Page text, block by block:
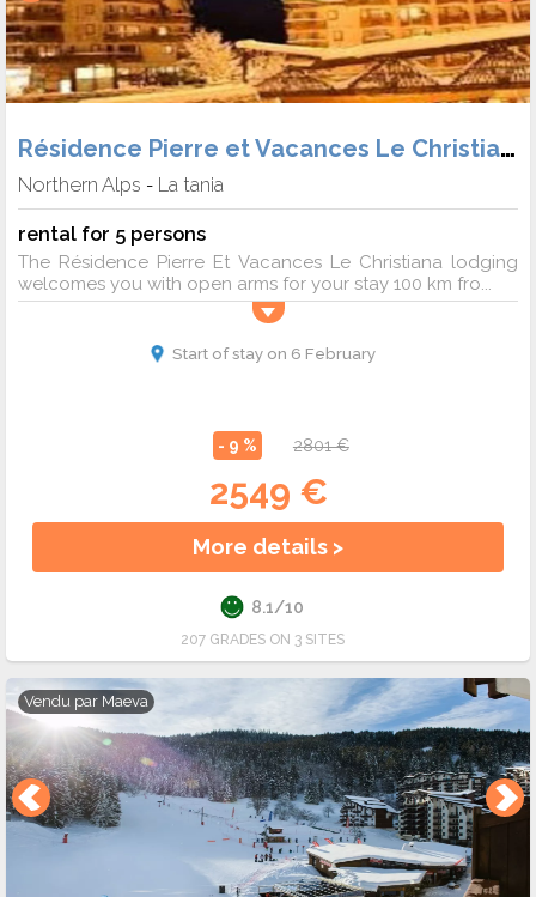
Résidence Pierre et Vacances Le Christiana
Northern Alps - La tania
rental for 5 persons
The Résidence Pierre Et Vacances Le Christiana lodging
welcomes you with open arms for your stay 100 km fro...
Start of stay on 6 February
- 9 % 2801 €
2549 €
More details >
8.1/10
207 GRADES ON 3 SITES
Vendu par Maeva